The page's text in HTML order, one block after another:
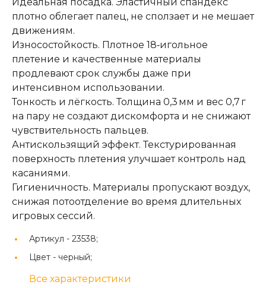
плотно облегает палец, не сползает и не мешает
движениям.
Износостойкость. Плотное 18‑игольное
плетение и качественные материалы
продлевают срок службы даже при
интенсивном использовании.
Тонкость и лёгкость. Толщина 0,3 мм и вес 0,7 г
на пару не создают дискомфорта и не снижают
чувствительность пальцев.
Антискользящий эффект. Текстурированная
поверхность плетения улучшает контроль над
касаниями.
Гигиеничность. Материалы пропускают воздух,
снижая потоотделение во время длительных
игровых сессий.
Артикул - 23538;
Цвет - черный;
Все характеристики